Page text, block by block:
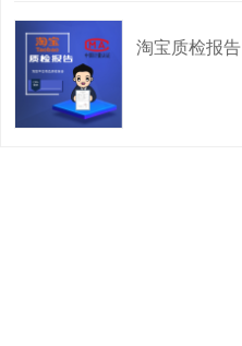
淘宝质检报告
实验室